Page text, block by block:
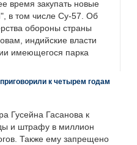
время закупать новые
в том числе Су-57. Об
обороны страны
индийские власти
имеющегося парка
к четырем годам
Гусейна Гасанова к
и штрафу в миллион
Также ему запрещено